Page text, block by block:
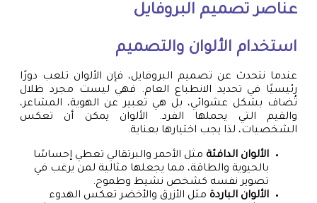
عناصر تصميم البروفايل
استخدام الألوان والتصميم
عندما نتحدث عن تصميم البروفايل، فإن الألوان تلعب دورًا
رئيسيًا في تحديد الانطباع العام. فهي ليست مجرد ظلال
تُضاف بشكل عشوائي، بل هي تعبير عن الهوية، المشاعر،
والقيم التي يحملها الفرد. الألوان يمكن أن تعكس
الشخصيات، لذا يجب اختيارها بعناية.
الألوان الدافئة مثل الأحمر والبرتقالي تعطي إحساسًا
بالحيوية والطاقة، مما يجعلها مثالية لمن يرغب في
تصوير نفسه كشخص نشيط وطموح.
الألوان الباردة مثل الأزرق والأخضر تعكس الهدوء